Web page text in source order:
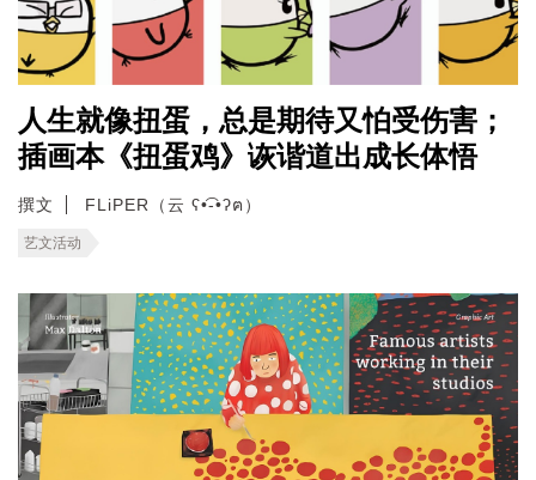
人生就像扭蛋，总是期待又怕受伤害；
插画本《扭蛋鸡》诙谐道出成长体悟
撰文 FLiPER（云 ʕ•͡-•ʔฅ）
艺文活动